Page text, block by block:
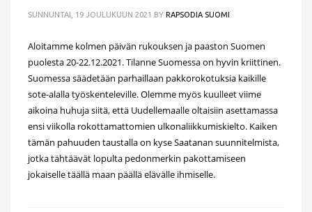
SUNNUNTAI, 19 JOULUKUUN 2021 BY RAPSODIA SUOMI
Aloitamme kolmen päivän rukouksen ja paaston Suomen
puolesta 20-22.12.2021. Tilanne Suomessa on hyvin kriittinen.
Suomessa säädetään parhaillaan pakkorokotuksia kaikille
sote-alalla työskenteleville. Olemme myös kuulleet viime
aikoina huhuja siitä, että Uudellemaalle oltaisiin asettamassa
ensi viikolla rokottamattomien ulkonaliikkumiskielto. Kaiken
tämän pahuuden taustalla on kyse Saatanan suunnitelmista,
jotka tähtäävät lopulta pedonmerkin pakottamiseen
jokaiselle täällä maan päällä elävälle ihmiselle.